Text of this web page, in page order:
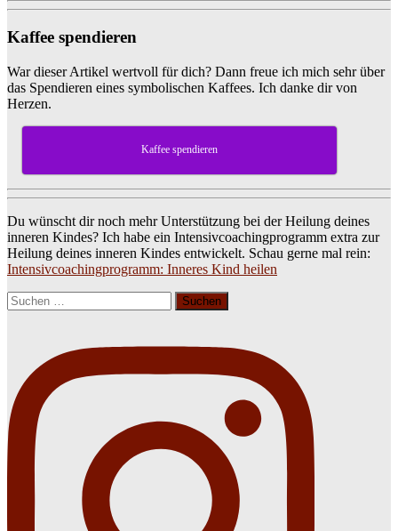
Kaffee spendieren
War dieser Artikel wertvoll für dich? Dann freue ich mich sehr über
das Spendieren eines symbolischen Kaffees. Ich danke dir von
Herzen.
Kaffee spendieren
Du wünscht dir noch mehr Unterstützung bei der Heilung deines
inneren Kindes? Ich habe ein Intensivcoachingprogramm extra zur
Heilung deines inneren Kindes entwickelt. Schau gerne mal rein:
Intensivcoachingprogramm: Inneres Kind heilen
Suchen
nach: